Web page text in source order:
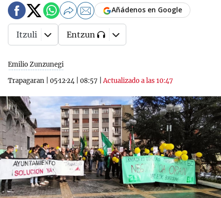
Emilio Zunzunegi
Trapagaran
05·12·24 08:57 |Actualizado a las 10:47
Añádenos en Google
Itzuli Entzun